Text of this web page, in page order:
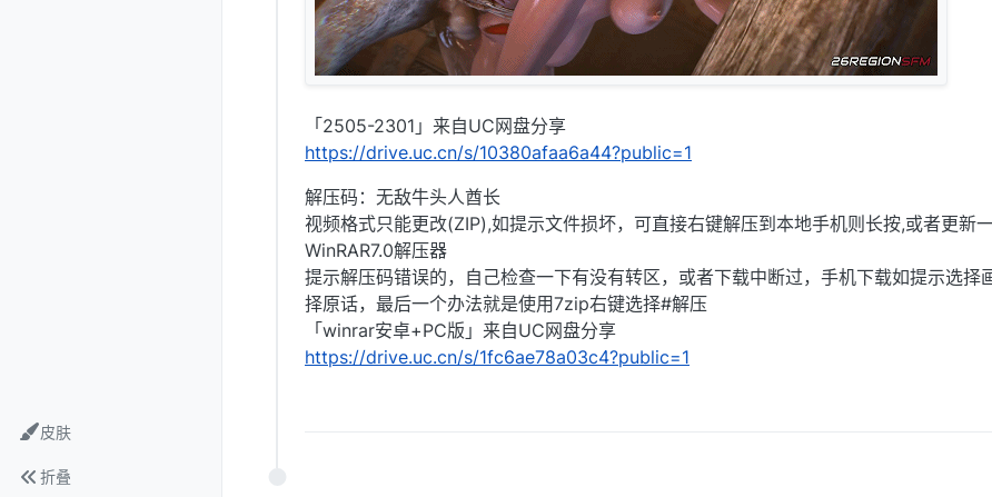
皮肤
折叠
「2505-2301」来自UC网盘分享
https://drive.uc.cn/s/10380afaa6a44?public=1
解压码：无敌牛头人酋长
视频格式只能更改(ZIP),如提示文件损坏，可直接右键解压到本地手机则长按,或者更新
WinRAR7.0解压器
提示解压码错误的，自己检查一下有没有转区，或者下载中断过，手机下载如提示选择
择原话，最后一个办法就是使用7zip右键选择#解压
「winrar安卓+PC版」来自UC网盘分享
https://drive.uc.cn/s/1fc6ae78a03c4?public=1